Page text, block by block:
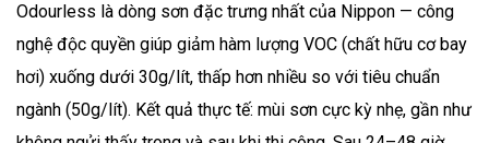
Odourless là dòng sơn đặc trưng nhất của Nippon — công
nghệ độc quyền giúp giảm hàm lượng VOC (chất hữu cơ bay
hơi) xuống dưới 30g/lít, thấp hơn nhiều so với tiêu chuẩn
ngành (50g/lít). Kết quả thực tế: mùi sơn cực kỳ nhẹ, gần như